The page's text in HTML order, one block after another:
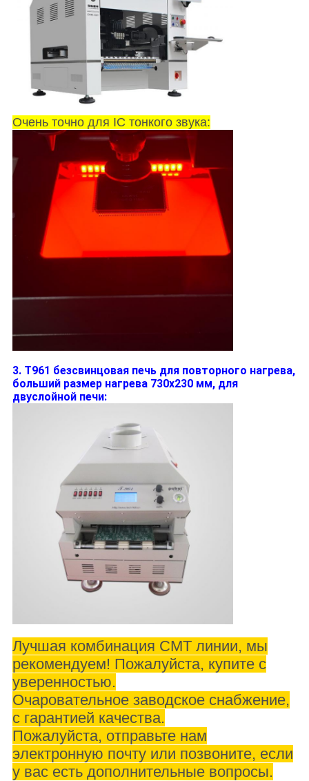
Очень точно для IC тонкого звука:
3. T961 безсвинцовая печь для повторного нагрева,
больший размер нагрева 730x230 мм, для
двуслойной печи:
Лучшая комбинация СМТ линии, мы
рекомендуем! Пожалуйста, купите с
уверенностью.
Очаровательное заводское снабжение,
с гарантией качества.
Пожалуйста, отправьте нам
электронную почту или позвоните, если
у вас есть дополнительные вопросы.